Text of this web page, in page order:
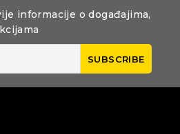
informacije o događajima,